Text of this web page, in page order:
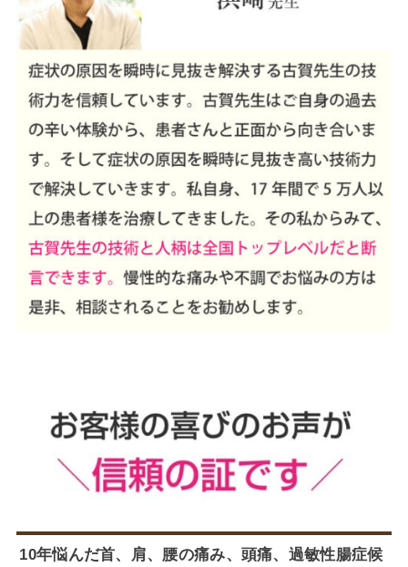
10年悩んだ首、肩、腰の痛み、頭痛、過敏性腸症候